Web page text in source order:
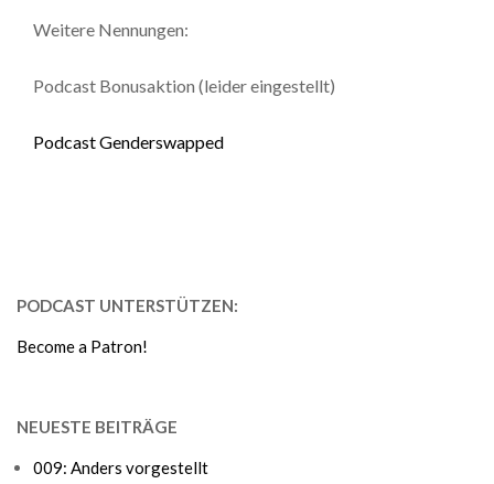
Weitere Nennungen:
Podcast Bonusaktion (leider eingestellt)
Podcast Genderswapped
PODCAST UNTERSTÜTZEN:
Become a Patron!
NEUESTE BEITRÄGE
009: Anders vorgestellt